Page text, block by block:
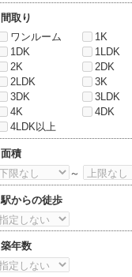
間取り
ワンルーム
1K
1DK
1LDK
2K
2DK
2LDK
3K
3DK
3LDK
4K
4DK
4LDK以上
面積
～
駅からの徒歩
築年数